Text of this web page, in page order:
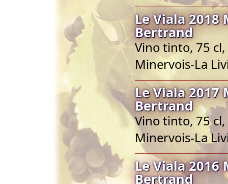
Le Viala 2018
Bertrand
Vino tinto, 75
Minervois-La
Le Viala 2017
Bertrand
Vino tinto, 75
Minervois-La
Le Viala 2016
Bertrand